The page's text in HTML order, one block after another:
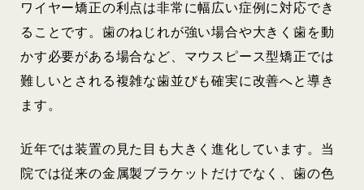
ワイヤー矯正の利点は非常に幅広い症例に対応でき
ることです。歯のねじれが強い場合や大きく歯を動
かす必要がある場合など、マウスピース型矯正では
難しいとされる複雑な歯並びも確実に改善へと導き
ます。
近年では装置の見た目も大きく進化しています。当
院では従来の金属製ブラケットだけでなく、歯の色